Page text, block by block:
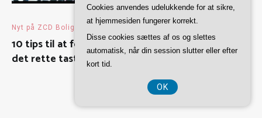
Nyt på ZCD Boligløsninger august 23, 2023
10 tips til at forbedre din gamingoplevelse med
det rette tastatur
Cookies anvendes udelukkende for at sikre,
at hjemmesiden fungerer korrekt.
Disse cookies sættes af os og slettes
automatisk, når din session slutter eller efter
kort tid.
OK